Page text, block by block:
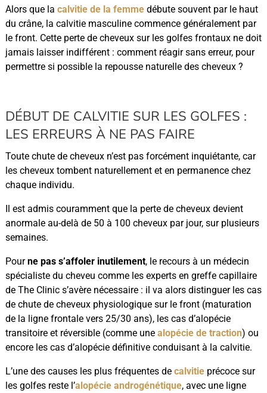
Alors que la calvitie de la femmedébute souvent par le haut
du crâne, la calvitie masculine commence généralement par
le front. Cette perte de cheveux sur les golfes frontaux ne doit
jamais laisser indifférent : comment réagir sans erreur, pour
permettre si possible la repousse naturelle des cheveux ?
DÉBUT DE CALVITIE SUR LES GOLFES :
LES ERREURS À NE PAS FAIRE
Toute chute de cheveux n’est pas forcément inquiétante, car
les cheveux tombent naturellement et en permanence chez
chaque individu.
Il est admis couramment que la perte de cheveux devient
anormale au-delà de 50 à 100 cheveux par jour, sur plusieurs
semaines.
Pourne pas s’affoler inutilement, le recours à un médecin
spécialiste du cheveu comme les experts en greffe capillaire
de The Clinic s’avère nécessaire : il va alors distinguer les cas
de chute de cheveux physiologique sur le front (maturation
de la ligne frontale vers 25/30 ans), les cas d’alopécie
transitoire et réversible (comme une alopécie de traction) ou
encore les cas d’alopécie définitive conduisant à la calvitie.
L’une des causes les plus fréquentes de calvitieprécoce sur
les golfes reste l’alopécie androgénétique, avec une ligne